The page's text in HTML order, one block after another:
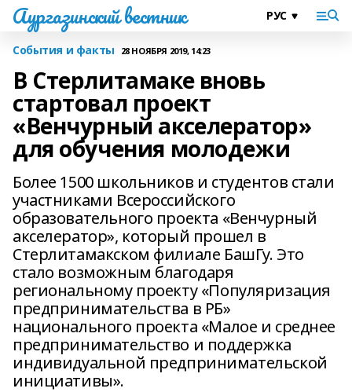
Аургазинский вестник
События и факты 28 НОЯБРЯ 2019, 14:23
В Стерлитамаке вновь
стартовал проект
«Венчурный акселератор»
для обучения молодежи
Более 1500 школьников и студентов стали
участниками Всероссийского
образовательного проекта «Венчурный
акселератор», который прошел в
Стерлитамакском филиале БашГу. Это
стало возможным благодаря
региональному проекту «Популяризация
предпринимательства в РБ»
национального проекта «Малое и среднее
предпринимательство и поддержка
индивидуальной предпринимательской
инициативы».